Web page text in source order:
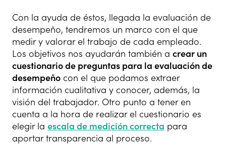
Con la ayuda de éstos, llegada la evaluación de
desempeño, tendremos un marco con el que
medir y valorar el trabajo de cada empleado.
Los objetivos nos ayudarán también a crear un
cuestionario de preguntas para la evaluación de
desempeño con el que podamos extraer
información cualitativa y conocer, además, la
visión del trabajador. Otro punto a tener en
cuenta a la hora de realizar el cuestionario es
elegir la escala de medición correcta para
aportar transparencia al proceso.